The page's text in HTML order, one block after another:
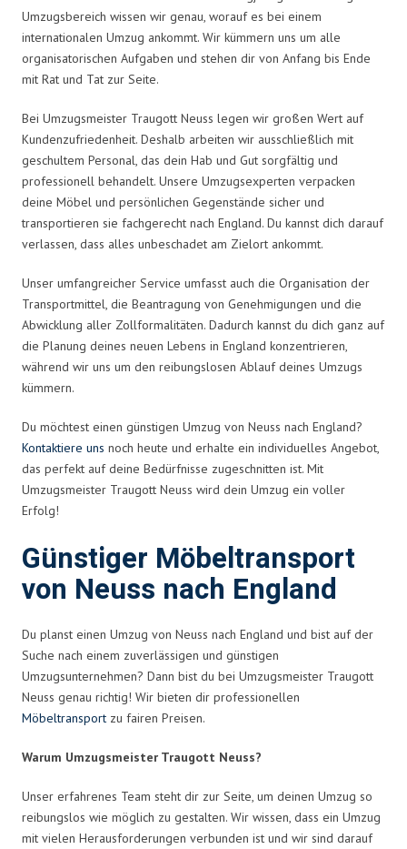
Umzugsbereich wissen wir genau, worauf es bei einem
internationalen Umzug ankommt. Wir kümmern uns um alle
organisatorischen Aufgaben und stehen dir von Anfang bis Ende
mit Rat und Tat zur Seite.
Bei Umzugsmeister Traugott Neuss legen wir großen Wert auf
Kundenzufriedenheit. Deshalb arbeiten wir ausschließlich mit
geschultem Personal, das dein Hab und Gut sorgfältig und
professionell behandelt. Unsere Umzugsexperten verpacken
deine Möbel und persönlichen Gegenstände sicher und
transportieren sie fachgerecht nach England. Du kannst dich darauf
verlassen, dass alles unbeschadet am Zielort ankommt.
Unser umfangreicher Service umfasst auch die Organisation der
Transportmittel, die Beantragung von Genehmigungen und die
Abwicklung aller Zollformalitäten. Dadurch kannst du dich ganz auf
die Planung deines neuen Lebens in England konzentrieren,
während wir uns um den reibungslosen Ablauf deines Umzugs
kümmern.
Du möchtest einen günstigen Umzug von Neuss nach England?
Kontaktiere uns noch heute und erhalte ein individuelles Angebot,
das perfekt auf deine Bedürfnisse zugeschnitten ist. Mit
Umzugsmeister Traugott Neuss wird dein Umzug ein voller
Erfolg!
Günstiger Möbeltransport
von Neuss nach England
Du planst einen Umzug von Neuss nach England und bist auf der
Suche nach einem zuverlässigen und günstigen
Umzugsunternehmen? Dann bist du bei Umzugsmeister Traugott
Neuss genau richtig! Wir bieten dir professionellen
Möbeltransport zu fairen Preisen.
Warum Umzugsmeister Traugott Neuss?
Unser erfahrenes Team steht dir zur Seite, um deinen Umzug so
reibungslos wie möglich zu gestalten. Wir wissen, dass ein Umzug
mit vielen Herausforderungen verbunden ist und wir sind darauf